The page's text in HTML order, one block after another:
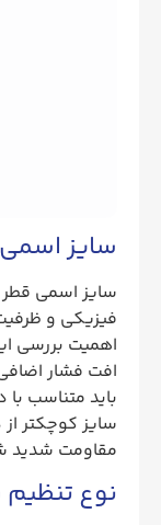
سایز
سایز اسمی قطر
فیزیکی و
اهمیت بررسی
افت فشار
باید متناسب
سایز کوچکتر از
مقاومت شدید
نوع